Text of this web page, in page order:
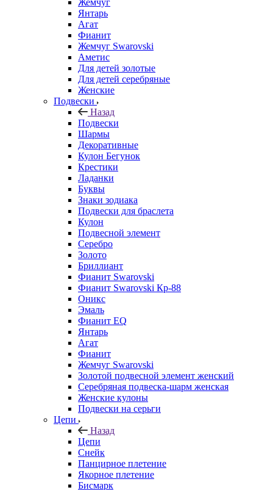
Жемчуг
Янтарь
Агат
Фианит
Жемчуг Swarovski
Аметис
Для детей золотые
Для детей серебряные
Женские
Подвески
Назад
Подвески
Шармы
Декоративные
Кулон Бегунок
Крестики
Ладанки
Буквы
Знаки зодиака
Подвески для браслета
Кулон
Подвесной элемент
Серебро
Золото
Бриллиант
Фианит Swarovski
Фианит Swarovski Кр-88
Оникс
Эмаль
Фианит EQ
Янтарь
Агат
Фианит
Жемчуг Swarovski
Золотой подвесной элемент женcкий
Серебряная подвеска-шарм женская
Женские кулоны
Подвески на серьги
Цепи
Назад
Цепи
Снейк
Панцирное плетение
Якорное плетение
Бисмарк